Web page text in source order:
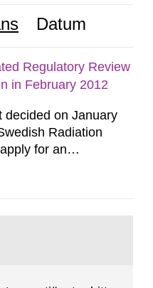
Datum
Regulatory Review
in February 2012
decided on January
Radiation
for an
(Integrated
a formal request
Sweden. The time...